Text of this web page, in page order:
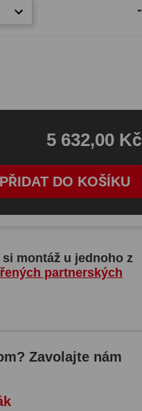
-
PŘIDAT DO KOŠÍKU
5 632,00 Kč
si montáž u jednoho z
partnerských
Zavolajte nám